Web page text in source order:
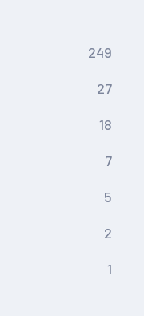
249
27
18
7
5
2
1